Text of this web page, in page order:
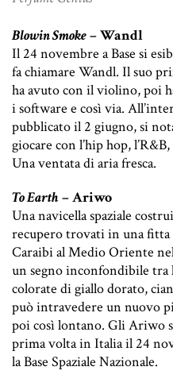
Blowin Smoke– Wandl
Il 24 novembre a Base si
fa chiamare Wandl. Il suo
ha avuto con il violino, poi
i software e così via.
pubblicato il 2 giugno, si
giocare con l’hip hop,
Una ventata di aria fresca.
To Earth– Ariwo
Una navicella spaziale
recupero trovati in una fitta
Caraibi al Medio Oriente
un segno inconfondibile tra
colorate di giallo dorato,
può intravedere un nuovo
poi così lontano. Gli Ariwo
prima volta in Italia il 24
la Base Spaziale Nazionale.